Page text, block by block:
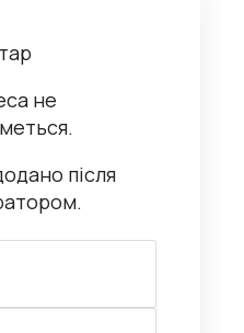
не
після